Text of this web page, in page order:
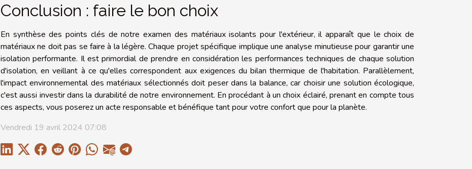
Conclusion : faire le bon choix
En synthèse des points clés de notre examen des matériaux isolants pour l'extérieur, il apparaît que le choix de
matériaux ne doit pas se faire à la légère. Chaque projet spécifique implique une analyse minutieuse pour garantir une
isolation performante. Il est primordial de prendre en considération les performances techniques de chaque solution
d'isolation, en veillant à ce qu'elles correspondent aux exigences du bilan thermique de l'habitation. Parallèlement,
l'impact environnemental des matériaux sélectionnés doit peser dans la balance, car choisir une solution écologique,
c'est aussi investir dans la durabilité de notre environnement. En procédant à un choix éclairé, prenant en compte tous
ces aspects, vous poserez un acte responsable et bénéfique tant pour votre confort que pour la planète.
Vendredi 19 avril 2024 07:08